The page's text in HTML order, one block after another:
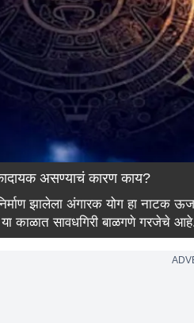
असण्याचं कारण काय?
झालेला अंगारक योग हा नाटक
काळात सावधगिरी बाळगणे गरजेचे